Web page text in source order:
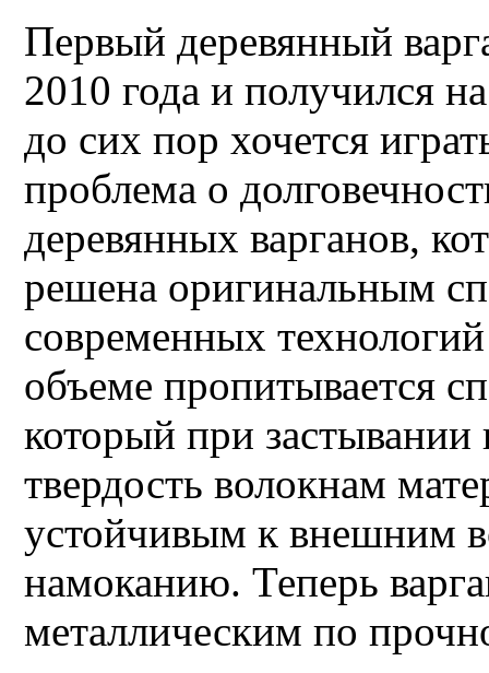
Первый деревянный
2010 года и получился
до сих пор хочется
проблема о
деревянных варганов,
решена оригинальным
современных
объеме пропитывается
который при застывании
твердость волокнам
устойчивым к внешним
намоканию. Теперь
металлическим по